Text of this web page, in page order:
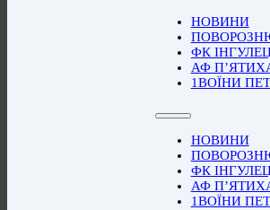
НОВИНИ
ФК
АФ
1ВОЇНИ
НОВИНИ
ФК
АФ
1ВОЇНИ